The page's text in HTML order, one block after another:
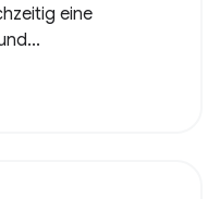
eine